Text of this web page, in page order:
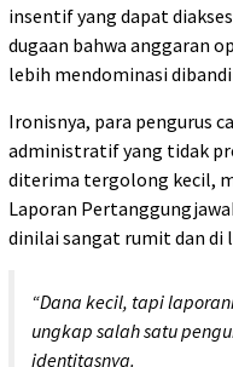
insentif yang dapat
dugaan bahwa anggaran
lebih mendominasi
Ironisnya, para pengurus
administratif yang tidak
diterima tergolong kecil,
Laporan
dinilai sangat rumit dan di
“Dana kecil, tapi
ungkap salah satu
identitasnya.